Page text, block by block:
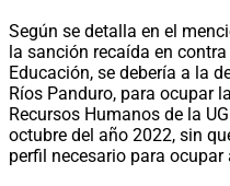
Según se detalla en el
la sanción recaída en
Educación, se debería a la
Ríos Panduro, para ocupar
Recursos Humanos de la
octubre del año 2022, sin
perfil necesario para ocupar